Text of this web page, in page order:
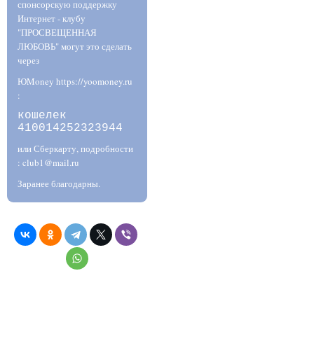
спонсорскую поддержку
Интернет - клубу
"ПРОСВЕЩЕННАЯ
ЛЮБОВЬ" могут это сделать
через
ЮMoney https://yoomoney.ru
:
кошелек
410014252323944
или Сберкарту, подробности
: club1@mail.ru
Заранее благодарны.